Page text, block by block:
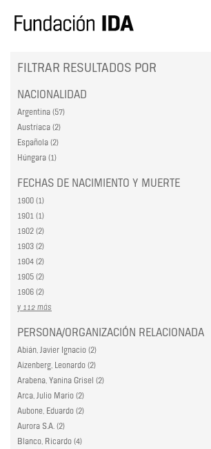
FILTRAR RESULTADOS POR
NACIONALIDAD
Argentina (57)
Austríaca (2)
Española (2)
Húngara (1)
FECHAS DE NACIMIENTO Y MUERTE
1900 (1)
1901 (1)
1902 (2)
1903 (2)
1904 (2)
1905 (2)
1906 (2)
y 112 más
PERSONA/ORGANIZACIÓN RELACIONADA
Abián, Javier Ignacio (2)
Aizenberg, Leonardo (2)
Arabena, Yanina Grisel (2)
Arca, Julio Mario (2)
Aubone, Eduardo (2)
Aurora S.A. (2)
Blanco, Ricardo (4)